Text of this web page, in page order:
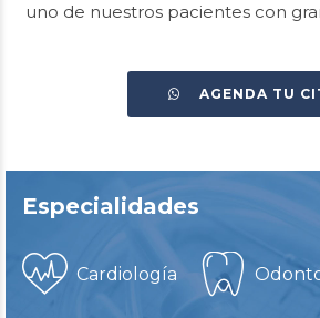
uno de nuestros pacientes con
AGENDA TU
Especialidades
Cardiología